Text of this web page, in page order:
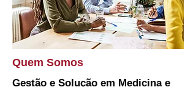
Quem Somos
Gestão e Solução em Medicina e